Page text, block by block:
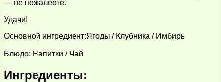
— не пожалеете.
Удачи!
Основной ингредиент:Ягоды / Клубника / Имбирь
Блюдо: Напитки / Чай
Ингредиенты: